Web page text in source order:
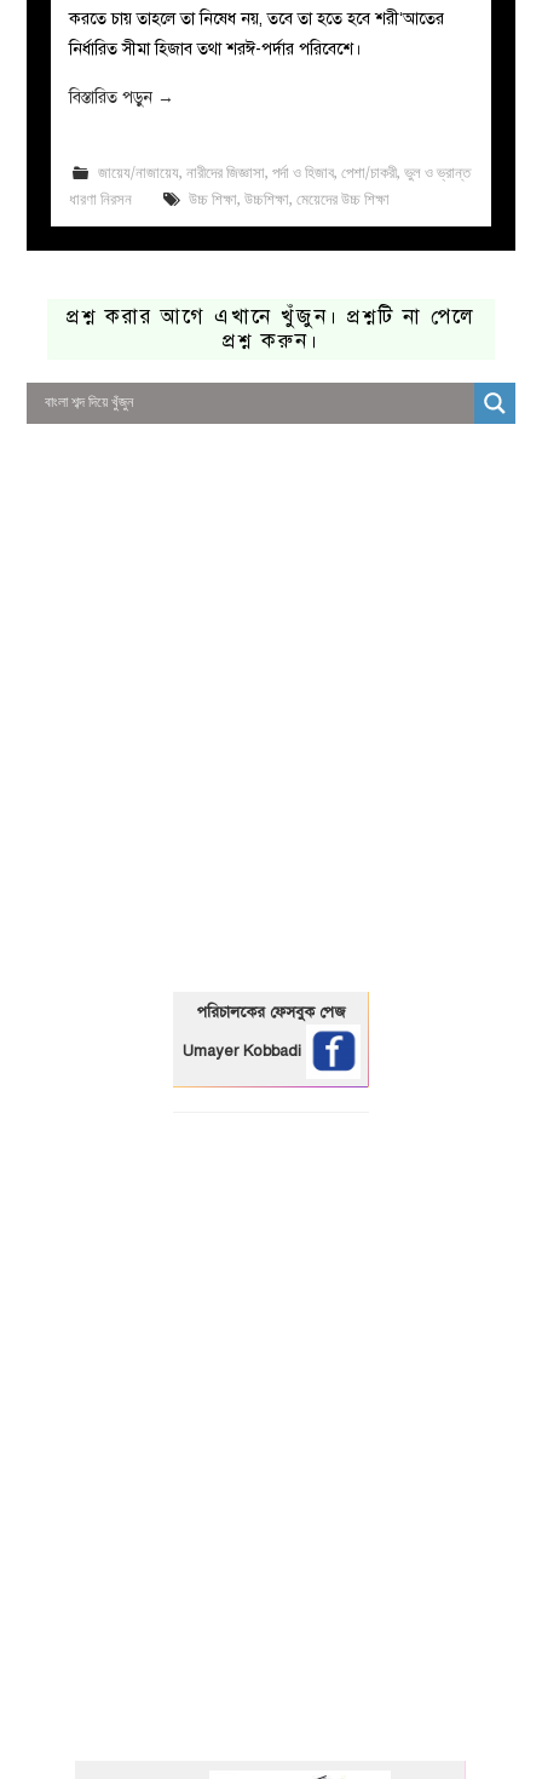
প্রশ্ন
করুন
করতে চায় তাহলে তা নিষেধ নয়, তবে তা হতে হবে শরী‘আতের
নির্ধারিত সীমা হিজাব তথা শরঈ-পর্দার পরিবেশে।
বিস্তারিত পড়ুন →
জায়েয/নাজায়েয, নারীদের জিজ্ঞাসা, পর্দা ও হিজাব, পেশা/চাকরী, ভুল ও ভ্রান্ত
ধারণা নিরসন
উচ্চ শিক্ষা, উচ্চশিক্ষা, মেয়েদের উচ্চ শিক্ষা
প্রশ্ন করার আগে এখানে খুঁজুন। প্রশ্নটি না পেলে
প্রশ্ন করুন।
পরিচালকের ফেসবুক পেজ
Umayer Kobbadi